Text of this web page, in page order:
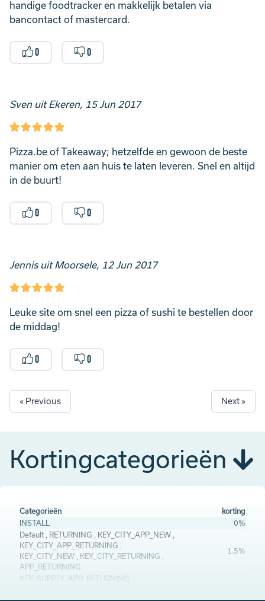
handige foodtracker en makkelijk betalen via
bancontact of mastercard.
0 0
Sven uit Ekeren, 15 Jun 2017
Pizza.be of Takeaway; hetzelfde en gewoon de beste
manier om eten aan huis te laten leveren. Snel en altijd
in de buurt!
0 0
Jennis uit Moorsele, 12 Jun 2017
Leuke site om snel een pizza of sushi te bestellen door
de middag!
0 0
« Previous Next »
Kortingcategorieën
Categorieën
korting
INSTALL
0%
Default , RETURNING , KEY_CITY_APP_NEW ,
KEY_CITY_APP_RETURNING ,
KEY_CITY_NEW , KEY_CITY_RETURNING ,
APP_RETURNING
1.5%
KEY_SUPPLY_APP_RETURNING ,